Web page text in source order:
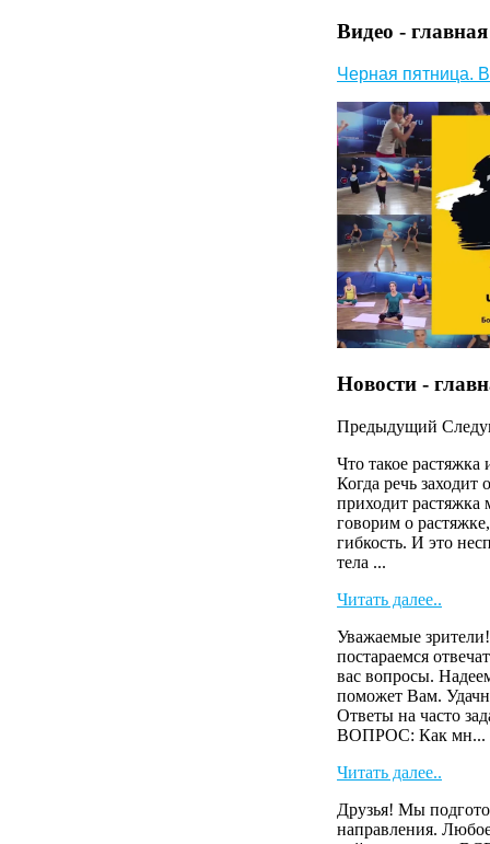
Видео - главная
Черная пятница.
Новости -
Предыдущий
Что такое
Когда речь заходит
приходит
говорим о
гибкость. И это
тела ...
Читать далее..
Уважаемые
постараемся
вас вопросы.
поможет Вам.
Ответы на часто
ВОПРОС: Как мн...
Читать далее..
Друзья! Мы
направления.